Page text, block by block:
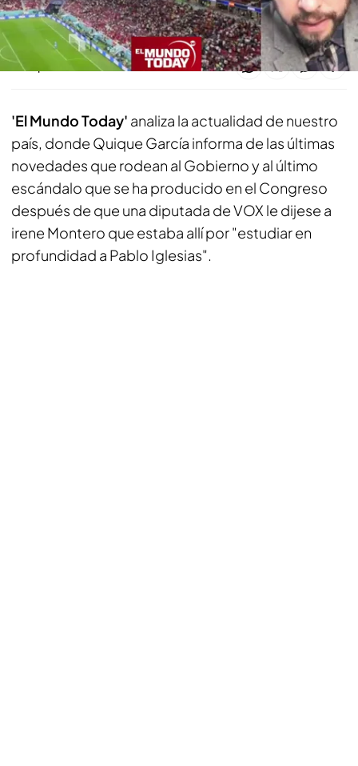
noviembre de 2022
Compartir
'El Mundo Today' analiza la actualidad de nuestro
país, donde Quique García informa de las últimas
novedades que rodean al Gobierno y al último
escándalo que se ha producido en el Congreso
después de que una diputada de VOX le dijese a
irene Montero que estaba allí por "estudiar en
profundidad a Pablo Iglesias".